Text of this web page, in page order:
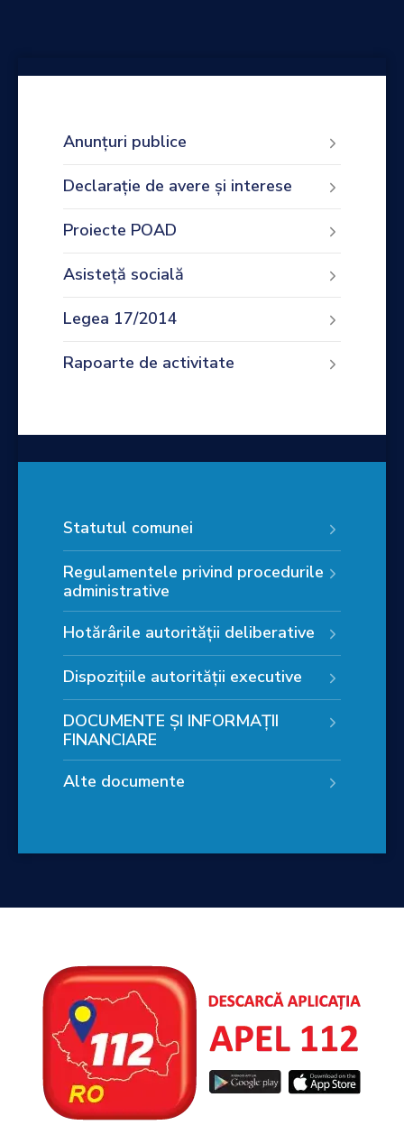
Anunțuri publice
Declarație de avere și interese
Proiecte POAD
Asisteță socială
Legea 17/2014
Rapoarte de activitate
Statutul comunei
Regulamentele privind procedurile
administrative
Hotărârile autorității deliberative
Dispozițiile autorității executive
DOCUMENTE ȘI INFORMAȚII
FINANCIARE
Alte documente